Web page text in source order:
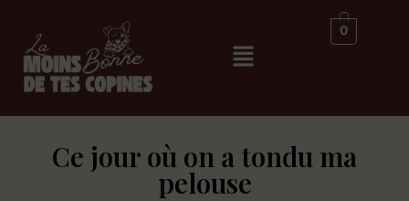
0
Ce jour où on a tondu ma
pelouse